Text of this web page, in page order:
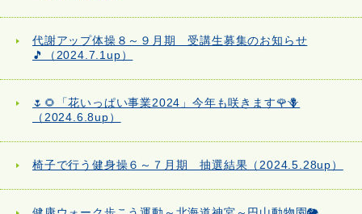
代謝アップ体操８～９月期 受講生募集のお知らせ
🎵（2024.7.1up）
🌷🌻「花いっぱい事業2024」今年も咲きます🌹🪻
（2024.6.8up）
椅子で行う健身操６～７月期 抽選結果（2024.5.28up）